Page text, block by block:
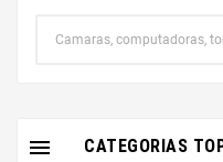
CATEGORIAS
